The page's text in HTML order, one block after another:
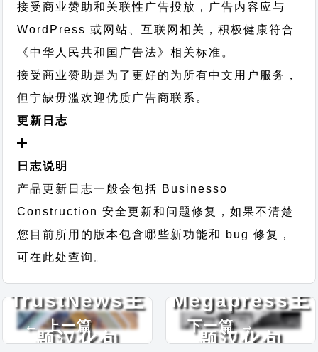
接受商业赞助和关联性广告投放，广告内容应与
WordPress 或网站、互联网相关，积极健康符合
《中华人民共和国广告法》相关标准。
接受商业赞助是为了更好的为所有中文用户服务，
但宁缺毋滥欢迎优质广告商联系。
更新日志
日志说明
产品更新日志一般会包括 Businesso
Construction 安全更新和问题修复，如果不清楚
您目前所用的版本包含哪些新功能和 bug 修复，
可在此处查询。
← 上一篇
TrustNews主
题汉化包
下一篇 →
Megapress主
题汉化包